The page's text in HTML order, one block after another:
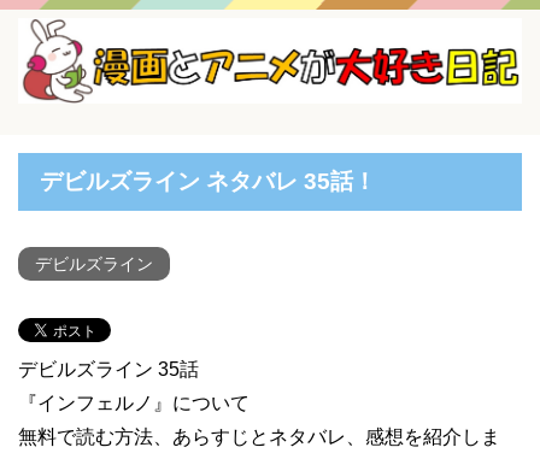
デビルズライン ネタバレ 35話！
デビルズライン
デビルズライン 35話
『インフェルノ』について
無料で読む方法、あらすじとネタバレ、感想を紹介しま